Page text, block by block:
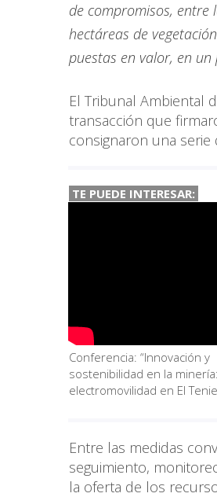
de compromisos, entre
hectáreas de
puestas en valor, en
El Tribunal Ambiental
transacción que
consignaron una
TE PUEDE INTERESAR:
Conferencia: “Innovación y
sostenibilidad en la
electromovilidad en El
Entre las medidas
seguimiento,
la oferta de los